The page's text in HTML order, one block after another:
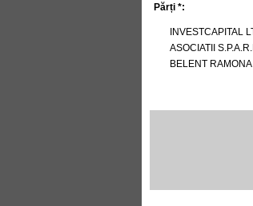
Părți *:
INVESTCAPITAL
ASOCIATII
BELENT